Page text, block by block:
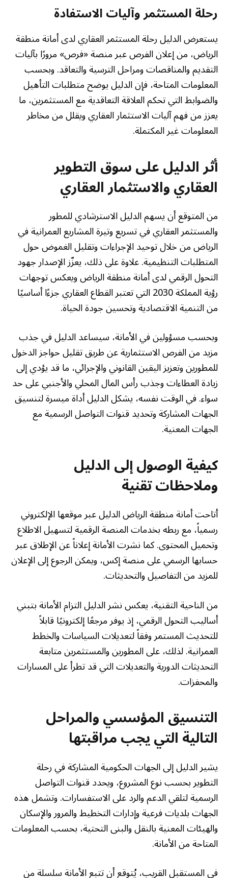
رحلة المستثمر وآليات الاستفادة
يستعرض الدليل رحلة المستثمر العقاري لدى أمانة منطقة
الرياض، من إعلان الفرص عبر منصة «فرص» مرورًا بآليات
التقديم والمناقصات ومراحل الترسية والتعاقد. وبحسب
المعلومات المتاحة، فإن الدليل يوضح متطلبات التأهيل
والضوابط التي تحكم العلاقة التعاقدية مع المستثمرين، ما
يعزز من فهم آليات الاستثمار العقاري ويقلل من مخاطر
المعلومات غير المكتملة.
أثر الدليل على سوق التطوير
العقاري والاستثمار العقاري
من المتوقع أن يسهم الدليل الاسترشادي للمطور
والمستثمر العقاري في تسريع وتيرة المشاريع العمرانية في
الرياض من خلال توحيد الإجراءات وتقليل الغموض حول
المتطلبات التنظيمية. علاوة على ذلك، يعزّز الإصدار جهود
التحول الرقمي لدى أمانة منطقة الرياض ويعكس توجهات
رؤية المملكة 2030 التي تعتبر القطاع العقاري جزءًا أساسيًا
من التنمية الاقتصادية وتحسين جودة الحياة.
وبحسب مسؤولين في الأمانة، سيساعد الدليل في جذب
مزيد من الفرص الاستثمارية عن طريق تقليل حواجز الدخول
للمطورين وتعزيز اليقين القانوني والإجرائي، ما قد يؤدي إلى
زيادة العطاءات وجذب رأس المال المحلي والأجنبي على حد
سواء. في الوقت نفسه، يشكل الدليل أداة ميسرة لتنسيق
الجهات المشاركة وتحديد قنوات التواصل الرسمية مع
الجهات المعنية.
كيفية الوصول إلى الدليل
وملاحظات تقنية
أتاحت أمانة منطقة الرياض الدليل عبر موقعها الإلكتروني
رسمياً، مع ربطه بخدمات المنصة الرقمية لتسهيل الاطلاع
وتحميل المحتوى. كما نشرت الأمانة إعلاناً عن الإطلاق عبر
حسابها الرسمي على منصة إكس، ويمكن الرجوع إلى الإعلان
للمزيد من التفاصيل والتحديثات.
من الناحية التقنية، يعكس نشر الدليل التزام الأمانة بتبني
أساليب التحول الرقمي، إذ يوفر مرجعًا إلكترونيًا قابلاً
للتحديث المستمر وفقاً لتعديلات السياسات والخطط
العمرانية. لذلك، على المطورين والمستثمرين متابعة
التحديثات الدورية والتعديلات التي قد تطرأ على المسارات
والمحفزات.
التنسيق المؤسسي والمراحل
التالية التي يجب مراقبتها
يشير الدليل إلى الجهات الحكومية المشاركة في رحلة
التطوير بحسب نوع المشروع، ويحدد قنوات التواصل
الرسمية لتلقي الدعم والرد على الاستفسارات. وتشمل هذه
الجهات بلديات فرعية وإدارات التخطيط والمرور والإسكان
والهيئات المعنية بالنقل والبنى التحتية، بحسب المعلومات
المتاحة من الأمانة.
في المستقبل القريب، يُتوقع أن تتبع الأمانة سلسلة من